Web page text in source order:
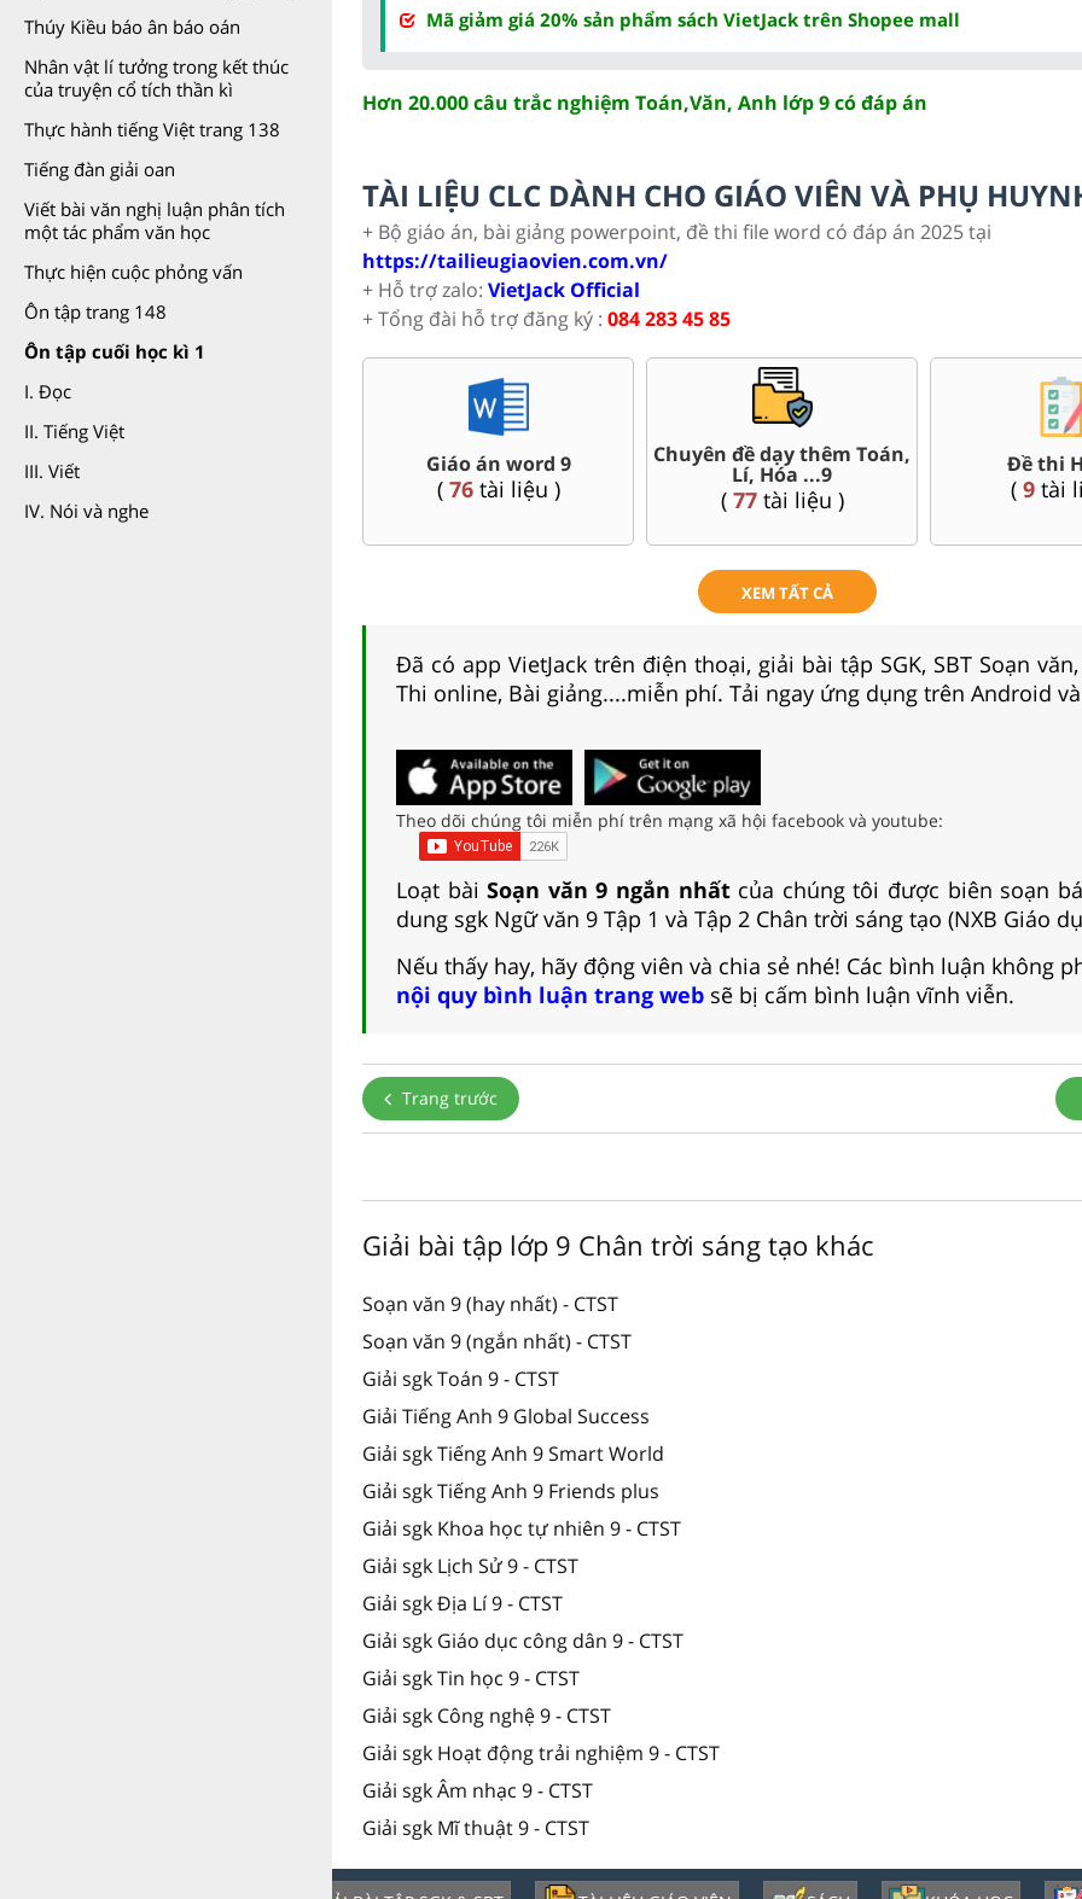
Thúy Kiều báo ân báo oán
Nhân vật lí tưởng trong kết thúc
của truyện cổ tích thần kì
Thực hành tiếng Việt trang 138
Tiếng đàn giải oan
Viết bài văn nghị luận phân tích
một tác phẩm văn học
Thực hiện cuộc phỏng vấn
Ôn tập trang 148
Ôn tập cuối học kì 1
I. Đọc
II. Tiếng Việt
III. Viết
IV. Nói và nghe
Mã giảm giá 20% sản phẩm sách VietJack trên Shopee mall
Hơn 20.000 câu trắc nghiệm Toán,Văn, Anh lớp 9 có đáp án
TÀI LIỆU CLC DÀNH CHO GIÁO VIÊN VÀ PHỤ
+ Bộ giáo án, bài giảng powerpoint, đề thi file word có đáp án 2025 tại
https://tailieugiaovien.com.vn/
+ Hỗ trợ zalo: VietJack Official
+ Tổng đài hỗ trợ đăng ký : 084 283 45 85
Hóa ...9
tài liệu )
Đề thi vào 10 các sở Hà
Nội, Tp. Hồ Chí Minh..
(45
Đề thi giữa kì, cuối kì 9
(120
Bài
XEM TẤT CẢ
Đã có app VietJack trên điện thoại, giải bài tập SGK, SBT Soạn
Thi online, Bài giảng....miễn phí. Tải ngay ứng dụng trên Android
Theo dõi chúng tôi miễn phí trên mạng xã hội facebook và youtube:
Loạt bàiSoạn văn 9 ngắn nhấtcủa chúng tôi được biên soạn
dung sgk Ngữ văn 9 Tập 1 và Tập 2 Chân trời sáng tạo (NXB Giáo
Nếu thấy hay, hãy động viên và chia sẻ nhé! Các bình luận không
nội quy bình luận trang web sẽ bị cấm bình luận vĩnh viễn.
Trang trước
Giải bài tập lớp 9 Chân trời sáng tạo khác
Soạn văn 9 (hay nhất) - CTST
Soạn văn 9 (ngắn nhất) - CTST
Giải sgk Toán 9 - CTST
Giải Tiếng Anh 9 Global Success
Giải sgk Tiếng Anh 9 Smart World
Giải sgk Tiếng Anh 9 Friends plus
Giải sgk Khoa học tự nhiên 9 - CTST
Giải sgk Lịch Sử 9 - CTST
Giải sgk Địa Lí 9 - CTST
Giải sgk Giáo dục công dân 9 - CTST
Giải sgk Tin học 9 - CTST
Giải sgk Công nghệ 9 - CTST
Giải sgk Hoạt động trải nghiệm 9 - CTST
Giải sgk Âm nhạc 9 - CTST
Giải sgk Mĩ thuật 9 - CTST